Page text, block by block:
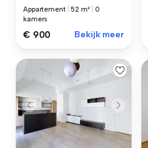
Appartement |52 m²
0
kamers
€ 900 Bekijk meer